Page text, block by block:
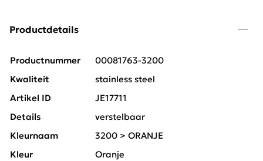
Productdetails
Productnummer
00081763-3200
Kwaliteit
stainless steel
Artikel ID
JE17711
Details
verstelbaar
Kleurnaam
3200 > ORANJE
Kleur
Oranje